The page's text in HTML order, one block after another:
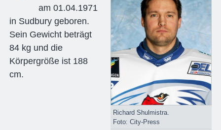
Richard Shulmistra.
Foto: City-Press
am 01.04.1971
in Sudbury geboren.
Sein Gewicht beträgt
84 kg und die
Körpergröße ist 188
cm.